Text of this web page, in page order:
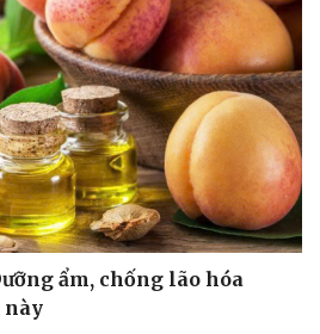
ẩm, chống lão hóa
này